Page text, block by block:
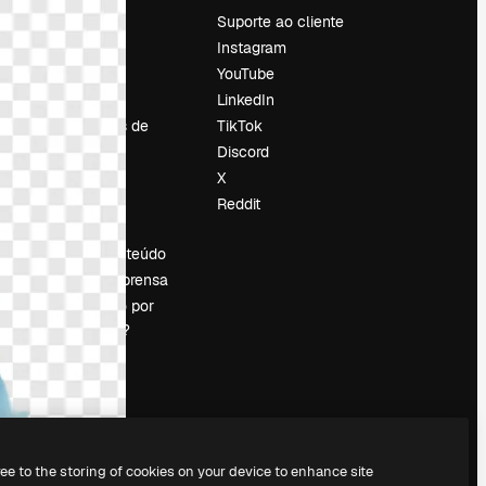
Sobre nós
Emprego
Tendências de
pesquisa
Blog
Eventos
Slidesgo
Vender conteúdo
Sala de imprensa
Procurando por
magnific.ai?
Suporte ao cliente
Instagram
YouTube
LinkedIn
TikTok
Discord
X
Reddit
to the storing of cookies on your device to enhance site